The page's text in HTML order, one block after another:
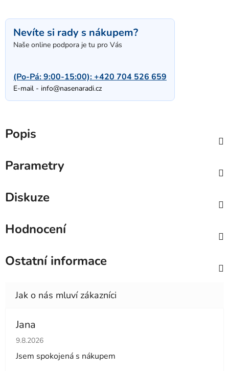
Nevíte si rady s nákupem?
Naše online podpora je tu pro Vás
(Po-Pá: 9:00-15:00):+420 704 526 659
E-mail - info@nasenaradi.cz
Popis
Parametry
Diskuze
Hodnocení
Ostatní informace
Jana
Hodnocení obchodu je 5 z 5 hvězdiček.
9.8.2026
Jsem spokojená s nákupem